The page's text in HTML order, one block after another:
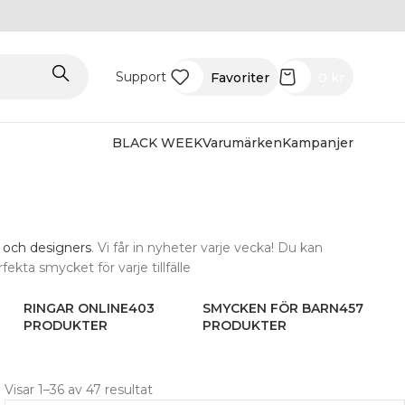
Support Favoriter
BLACK WEEKVarumärkenKampanjer
designers. Vi får in nyheter varje vecka! Du kan
smycket för varje tillfälle
RINGAR ONLINE403
PRODUKTER
SMYCKEN FÖR BARN457
PRODUKTER
Visar 1–36 av 47 resultat